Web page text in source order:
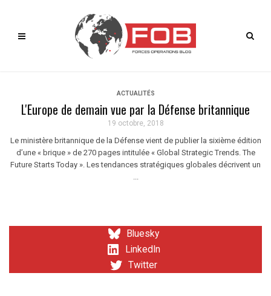
ACTUALITÉS
L'Europe de demain vue par la Défense britannique
19 octobre, 2018
Le ministère britannique de la Défense vient de publier la sixième édition
d’une « brique » de 270 pages intitulée « Global Strategic Trends. The
Future Starts Today ». Les tendances stratégiques globales décrivent un
...
Bluesky
LinkedIn
Twitter